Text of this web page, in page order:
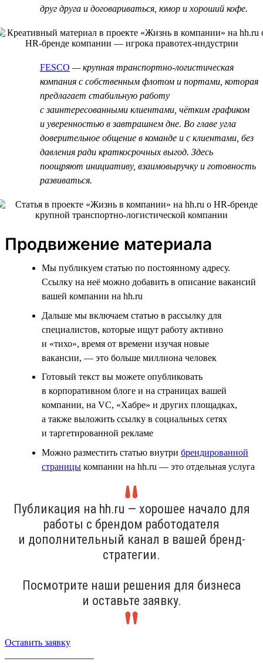
друг друга и договариваться, юмор и хороший кофе.
FESCO — крупная транспортно-логистическая
компания с собственным флотом и портами, которая
предлагает стабильную работу
с заинтересованными клиентами, чётким графиком
и уверенностью в завтрашнем дне. Во главе угла
доверительное общение в команде и с клиентами, без
давления ради краткосрочных выгод. Здесь
поощряют инициативу, взаимовыручку и готовность
развиваться.
Продвижение материала
Мы публикуем статью по постоянному адресу.
Ссылку на неё можно добавить в описание вакансий
вашей компании на hh.ru
Дальше мы включаем статью в рассылку для
специалистов, которые ищут работу активно
и «тихо», время от времени изучая новые
вакансии, — это больше миллиона человек
Готовый текст вы можете опубликовать
в корпоративном блоге и на страницах вашей
компании, на VC, «Хабре» и других площадках,
а также выложить ссылку в социальных сетях
и таргетированной рекламе
Можно разместить статью внутри брендированной
страницы компании на hh.ru — это отдельная услуга
Публикация на hh.ru — хорошее начало для
работы с брендом работодателя
и дополнительный канал в вашей бренд-
стратегии.
Посмотрите наши решения для бизнеса
и оставьте заявку.
Оставить заявку